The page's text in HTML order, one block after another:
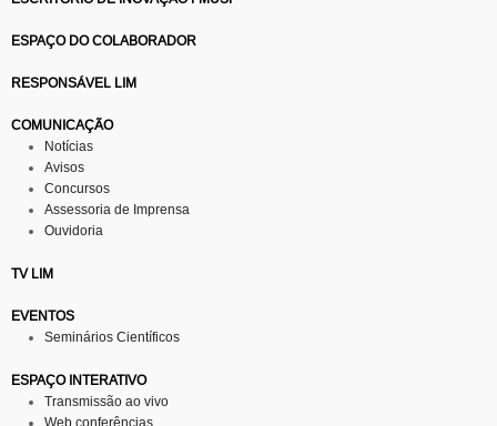
ESPAÇO DO COLABORADOR
RESPONSÁVEL LIM
COMUNICAÇÃO
Notícias
Avisos
Concursos
Assessoria de Imprensa
Ouvidoria
TV LIM
EVENTOS
Seminários Científicos
ESPAÇO INTERATIVO
Transmissão ao vivo
Web conferências